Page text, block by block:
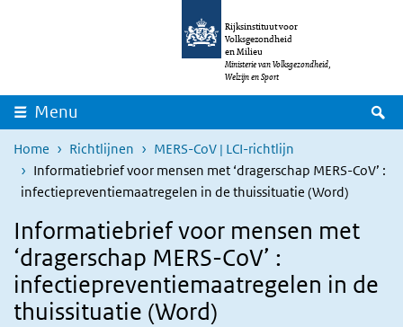
Overslaan en naar de inhoud gaan
Rijksinstituut voor
Volksgezondheid
en Milieu
Ministerie van Volksgezondheid,
Welzijn en Sport
Menu
Home Richtlijnen
MERS-CoV | LCI-richtlijn
Informatiebrief voor mensen met ‘dragerschap MERS-CoV’ :
infectiepreventiemaatregelen in de thuissituatie (Word)
Informatiebrief voor mensen met
‘dragerschap MERS-CoV’ :
infectiepreventiemaatregelen in de
thuissituatie (Word)